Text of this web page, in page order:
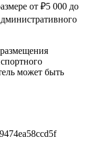
от ₽5 000 до
может быть